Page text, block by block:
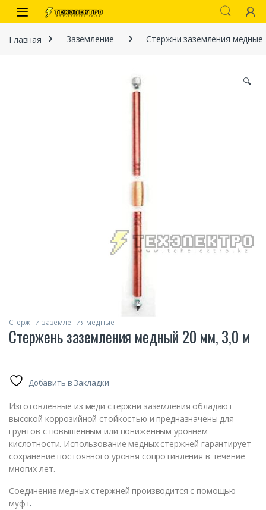
Перейти к навигации
перейти к содержанию
Open
Главная Заземление Стержни заземления медные
🔍
Стержни заземления медные
Стержень заземления медный 20 мм, 3,0 м
Добавить в Закладки
Изготовленные из меди стержни заземления обладают
высокой коррозийной стойкостью и предназначены для
грунтов с повышенным или пониженным уровнем
кислотности. Использование медных стержней гарантирует
сохранение постоянного уровня сопротивления в течение
многих лет.
Соединение медных стержней производится с помощью
муфт.